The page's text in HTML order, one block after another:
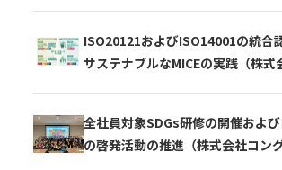
ISO20121およびISO14001の統合
サステナブルなMICEの実践（株式
全社員対象SDGs研修の開催およ
の啓発活動の推進（株式会社コング